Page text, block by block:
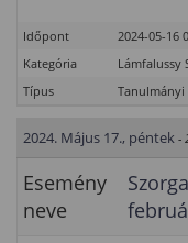
Időpont
2024-05-16
Kategória
Lámfalussy
Típus
Tanulmányi
2024. Május 17., péntek -
Esemény
neve